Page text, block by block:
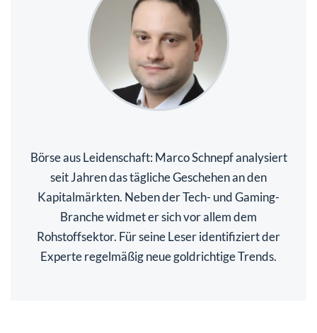
Börse aus Leidenschaft: Marco Schnepf analysiert
seit Jahren das tägliche Geschehen an den
Kapitalmärkten. Neben der Tech- und Gaming-
Branche widmet er sich vor allem dem
Rohstoffsektor. Für seine Leser identifiziert der
Experte regelmäßig neue goldrichtige Trends.